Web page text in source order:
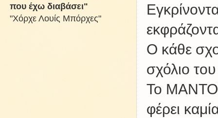
Ο κάθε
σχόλιο
Το
φέρει
που έχω διαβάσει"
"Χόρχε Λουίς Μπόρχες"